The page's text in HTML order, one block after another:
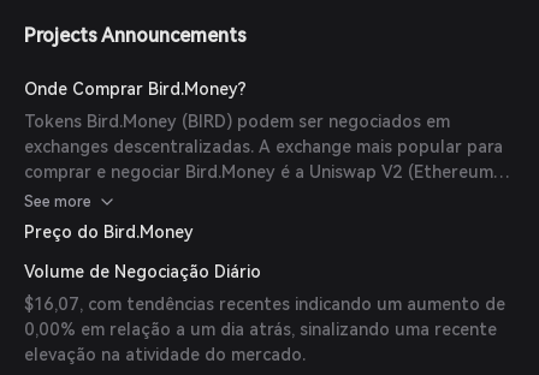
Projects Announcements
Onde Comprar Bird.Money?
Tokens Bird.Money (BIRD) podem ser negociados em
exchanges descentralizadas. A exchange mais popular para
comprar e negociar Bird.Money é a Uniswap V2 (Ethereum),
onde o par de negociação mais ativo BIRD/WETH possui um
volume de negociação de $16,07 nas últimas 24 horas.
See more
Preço do Bird.Money
Volume de Negociação Diário
$16,07, com tendências recentes indicando um aumento de
0,00% em relação a um dia atrás, sinalizando uma recente
elevação na atividade do mercado.